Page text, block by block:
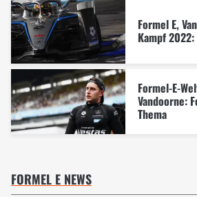
Formel E,
Kampf
Formel-E-
Vandoorne:
Thema
FORMEL E NEWS